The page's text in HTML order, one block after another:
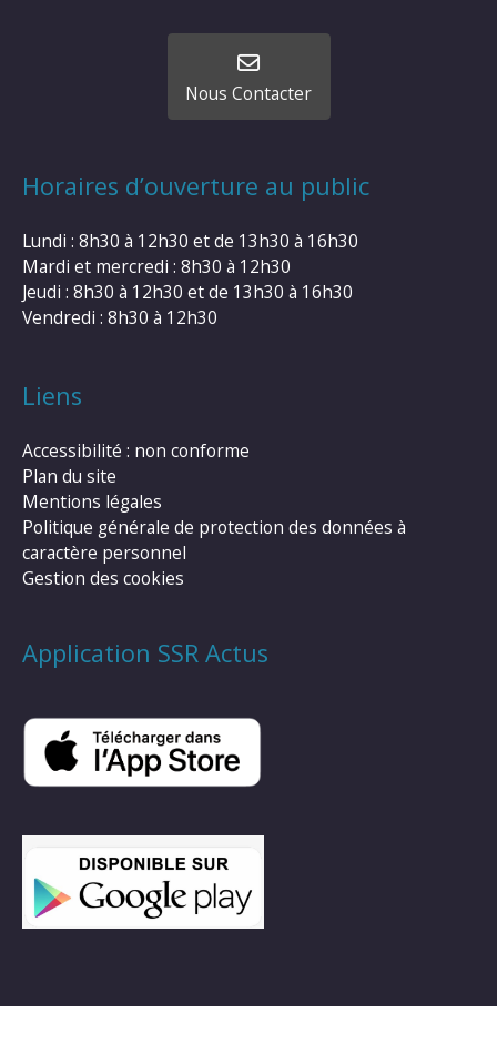
Nous Contacter
Horaires d’ouverture au public
Lundi : 8h30 à 12h30 et de 13h30 à 16h30
Mardi et mercredi : 8h30 à 12h30
Jeudi : 8h30 à 12h30 et de 13h30 à 16h30
Vendredi : 8h30 à 12h30
Liens
Accessibilité : non conforme
Plan du site
Mentions légales
Politique générale de protection des données à
caractère personnel
Gestion des cookies
Application SSR Actus